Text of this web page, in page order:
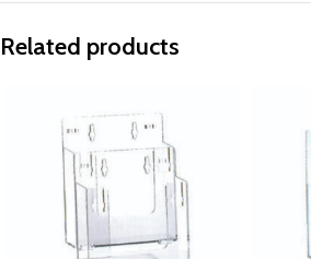
Related products